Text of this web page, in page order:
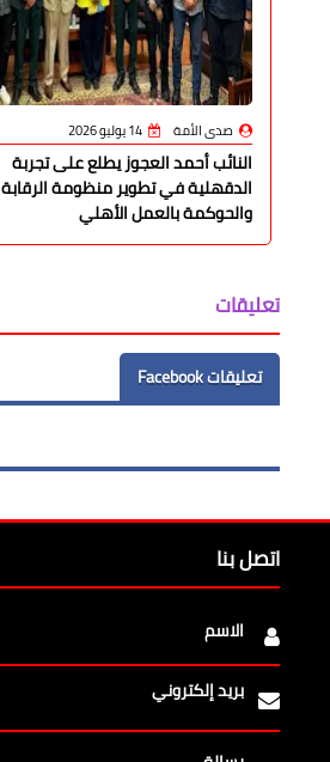
صدى الأمة 14 يوليو 2026
النائب أحمد العجوز يطلع على تجربة
الدقهلية في تطوير منظومة الرقابة
والحوكمة بالعمل الأهلي
تعليقات
تعليقات Facebook
اتصل بنا
الاسم
بريد إلكتروني